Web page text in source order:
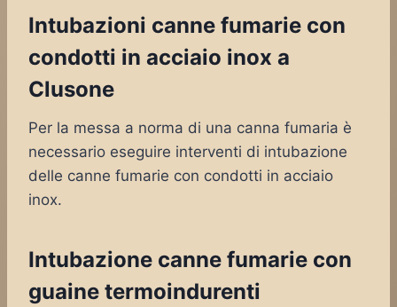
Intubazioni canne fumarie con
condotti in acciaio inox a
Clusone
Per la messa a norma di una canna fumaria è
necessario eseguire interventi di intubazione
delle canne fumarie con condotti in acciaio
inox.
Intubazione canne fumarie con
guaine termoindurenti